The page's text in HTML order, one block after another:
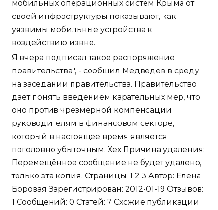
мобильных операционных систем Крыма от
своей инфраструктуры показывают, как
уязвимы мобильные устройства к
воздействию извне.
Я вчера подписал такое распоряжение
правительства", - сообщил Медведев в среду
на заседании правительства. Правительство
дает понять введением карательных мер, что
оно против чрезмерной компенсации
руководителям в финансовом секторе,
который в настоящее время является
поголовно убыточным. Хех Причина удаления:
Перемещённое сообщение не будет удалено,
только эта копия. Страницы: 1 2 3 Автор: Елена
Боровая Зарегистрирован: 2012-01-19 Отзывов:
1 Сообщений: 0 Статей: 7 Схожие публикации